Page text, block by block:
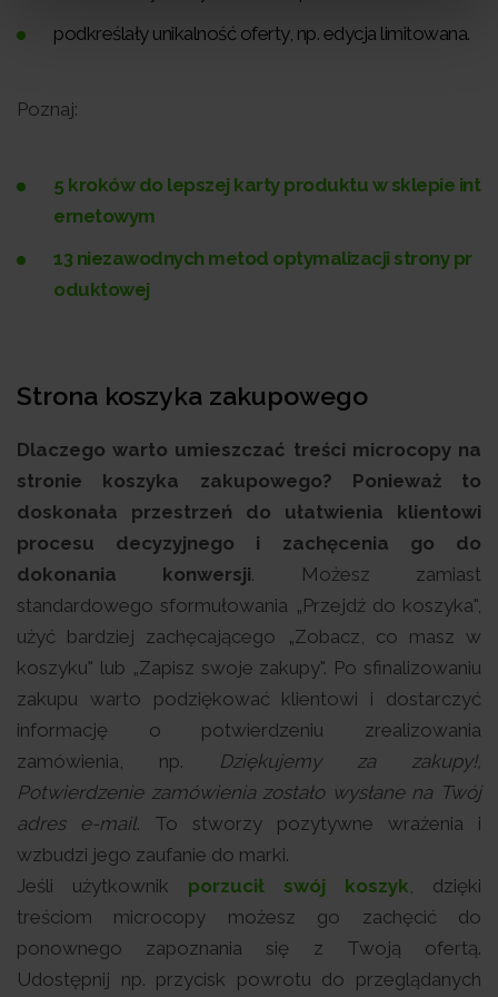
podkreślały unikalność oferty, np. edycja limitowana.
Poznaj:
5 kroków do lepszej karty produktu w sklepie int
ernetowym
13 niezawodnych metod optymalizacji strony pr
oduktowej
Strona koszyka zakupowego
Dlaczego warto umieszczać treści microcopy na
stronie koszyka zakupowego? Ponieważ to
doskonała przestrzeń do ułatwienia klientowi
procesu decyzyjnego i zachęcenia go do
dokonania konwersji. Możesz zamiast
standardowego sformułowania „Przejdź do koszyka",
użyć bardziej zachęcającego „Zobacz, co masz w
koszyku" lub „Zapisz swoje zakupy". Po sfinalizowaniu
zakupu warto podziękować klientowi i dostarczyć
informację o potwierdzeniu zrealizowania
zamówienia, np. Dziękujemy za zakupy!,
Potwierdzenie zamówienia zostało wysłane na Twój
adres e-mail. To stworzy pozytywne wrażenia i
wzbudzi jego zaufanie do marki.
Jeśli użytkownik porzucił swój koszyk , dzięki
treściom microcopy możesz go zachęcić do
ponownego zapoznania się z Twoją ofertą.
Udostępnij np. przycisk powrotu do przeglądanych